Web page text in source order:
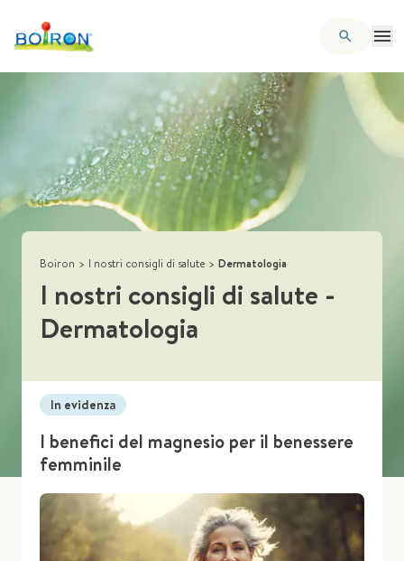
Boiron > I nostri consigli di salute > Dermatologia
I nostri consigli di salute -
Dermatologia
In evidenza
I benefici del magnesio per il benessere
femminile